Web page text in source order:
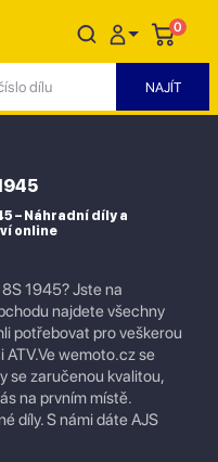
0
– Náhradní díly a
online
1945? Jste na
najdete všechny
potřebovat pro veškerou
wemoto.cz se
se zaručenou kvalitou,
na prvním místě.
díly. S námi dáte AJS